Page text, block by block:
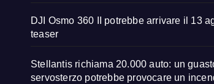
DJI Osmo 360 II potrebbe arrivare il 13
teaser
Stellantis richiama 20.000 auto: un
servosterzo potrebbe provocare un